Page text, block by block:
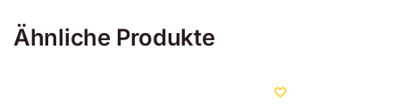
Ähnliche Produkte